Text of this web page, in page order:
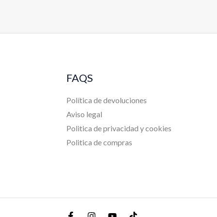
FAQS
Política de devoluciones
Aviso legal
Politica de privacidad y cookies
Politica de compras